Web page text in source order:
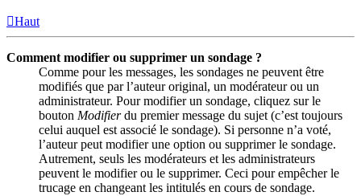
Haut
Comment modifier ou supprimer un sondage ?
Comme pour les messages, les sondages ne peuvent être
modifiés que par l’auteur original, un modérateur ou un
administrateur. Pour modifier un sondage, cliquez sur le
bouton Modifierdu premier message du sujet (c’est toujours
celui auquel est associé le sondage). Si personne n’a voté,
l’auteur peut modifier une option ou supprimer le sondage.
Autrement, seuls les modérateurs et les administrateurs
peuvent le modifier ou le supprimer. Ceci pour empêcher le
trucage en changeant les intitulés en cours de sondage.